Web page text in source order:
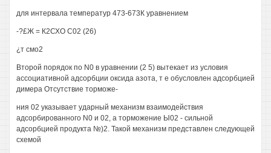
для интервала температур 473-673К уравнением
-?£Ж = К2СХО С02 (26)
¿т смо2
Второй порядок по N0 в уравнении (2 5) вытекает из условия
ассоциативной адсорбции оксида азота, т е обусловлен адсорбцией
димера Отсутствие торможе-
ния 02 указывает ударный механизм взаимодействия
адсорбированного N0 и 02, а торможение Ы02 - сильной
адсорбцией продукта №)2. Такой механизм представлен следующей
схемой